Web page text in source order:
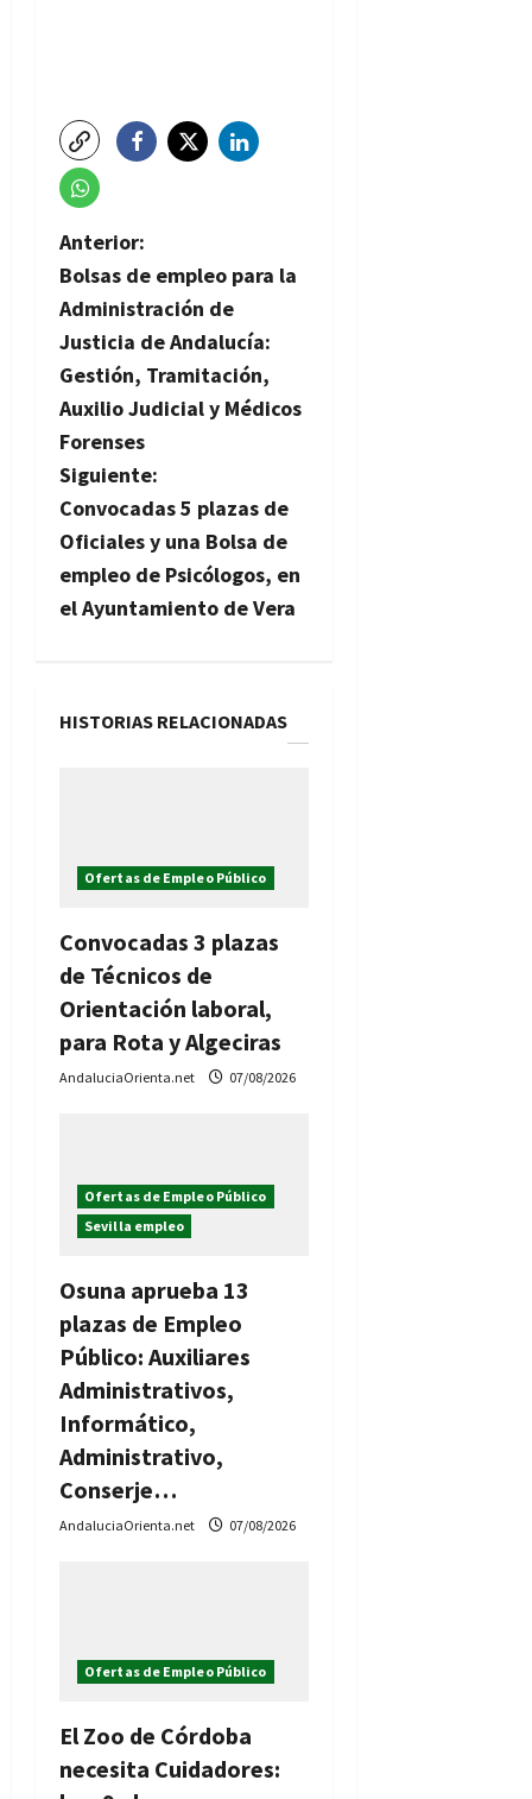
N
a
v
e
g
a
c
i
n
t
r
a
Anterior:
Bolsas de empleo para la
Administración de
Justicia de Andalucía:
Gestión, Tramitación,
Auxilio Judicial y Médicos
Forenses
Siguiente:
Convocadas 5 plazas de
Oficiales y una Bolsa de
empleo de Psicólogos, en
el Ayuntamiento de Vera
HISTORIAS RELACIONADAS
Ofertas de Empleo Público
Convocadas 3 plazas
de Técnicos de
Orientación laboral,
para Rota y Algeciras
AndaluciaOrienta.net 07/08/2026
Ofertas de Empleo Público
Sevilla empleo
Osuna aprueba 13
plazas de Empleo
Público: Auxiliares
Administrativos,
Informático,
Administrativo,
Conserje…
AndaluciaOrienta.net 07/08/2026
Ofertas de Empleo Público
El Zoo de Córdoba
necesita Cuidadores: